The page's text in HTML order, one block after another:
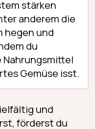
stärken
anderem die
hegen und
du
Gemüse isst.
und
förderst du